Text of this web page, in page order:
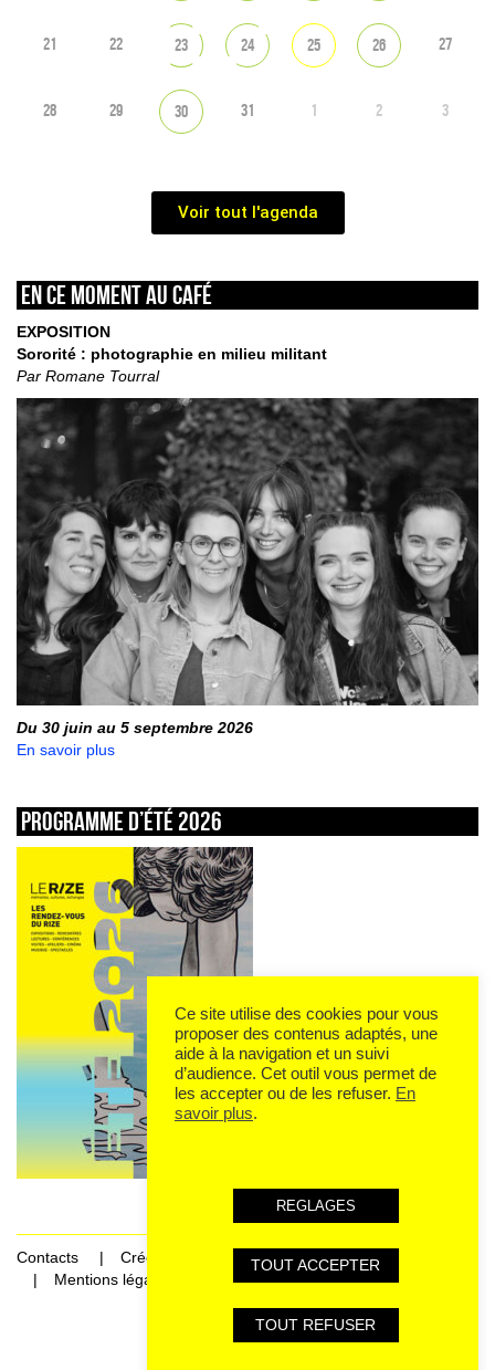
21 22 23 24 25 26 27
28 29 30 31 1 2 3
Voir tout l'agenda
En ce moment au café
EXPOSITION
Sororité : photographie en milieu militant
Par Romane Tourral
Du 30 juin au 5 septembre 2026
En savoir plus
Programme d’été 2026
Contacts
Crédits
Mentions légales et données personnelles
Ce site utilise des cookies pour vous
proposer des contenus adaptés, une
aide à la navigation et un suivi
d’audience. Cet outil vous permet de
les accepter ou de les refuser. En
savoir plus.
REGLAGES
TOUT ACCEPTER
TOUT REFUSER